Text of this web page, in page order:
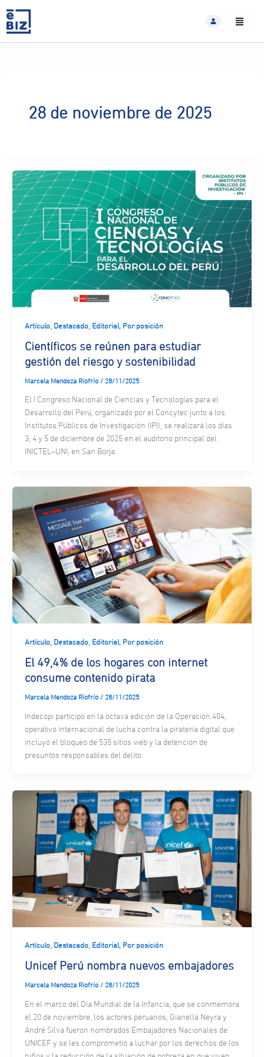
content
28 de noviembre de 2025
Artículo, Destacado, Editorial, Por posición
Científicos se reúnen para estudiar
gestión del riesgo y sostenibilidad
Marcela Mendoza Riofrío / 28/11/2025
El I Congreso Nacional de Ciencias y Tecnologías para el
Desarrollo del Perú, organizado por el Concytec junto a los
Institutos Públicos de Investigación (IPI), se realizará los días
3, 4 y 5 de diciembre de 2025 en el auditorio principal del
INICTEL–UNI, en San Borja.
Artículo, Destacado, Editorial, Por posición
El 49,4% de los hogares con internet
consume contenido pirata
Marcela Mendoza Riofrío / 28/11/2025
Indecopi participó en la octava edición de la Operación 404,
operativo internacional de lucha contra la piratería digital que
incluyó el bloqueo de 535 sitios web y la detención de
presuntos responsables del delito.
Artículo, Destacado, Editorial, Por posición
Unicef Perú nombra nuevos embajadores
Marcela Mendoza Riofrío / 28/11/2025
En el marco del Día Mundial de la Infancia, que se conmemora
el 20 de noviembre, los actores peruanos, Gianella Neyra y
André Silva fueron nombrados Embajadores Nacionales de
UNICEF y se les comprometió a luchar por los derechos de los